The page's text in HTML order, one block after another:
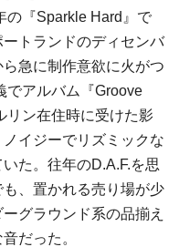
の『Sparkle Hard』で
トランドのディセンバ
急に制作意欲に火がつ
でアルバム『Groove
リン在住時に受けた影
イジーでリズミックな
た。往年のD.A.F.を思
、置かれる売り場が少
グラウンド系の品揃え
だった。